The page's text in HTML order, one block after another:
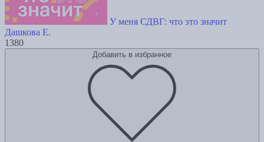
У меня СДВГ: что это значит
Дашкова Е.
1380
Добавить в избранное